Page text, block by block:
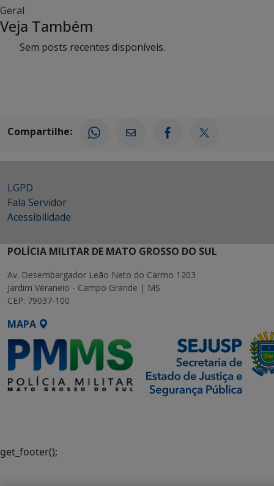
Geral
Veja Também
Sem posts recentes disponíveis.
Compartilhe:
LGPD
Fala Servidor
Acessibilidade
POLÍCIA MILITAR DE MATO GROSSO DO SUL
Av. Desembargador Leão Neto do Carmo 1203
Jardim Veraneio - Campo Grande | MS
CEP: 79037-100
MAPA
get_footer();